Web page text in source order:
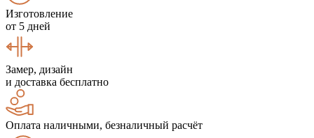
Изготовление
от 5 дней
Замер, дизайн
и доставка бесплатно
Оплата наличными, безналичный расчёт